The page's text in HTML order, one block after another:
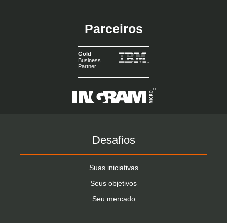
Parceiros
Desafios
Suas iniciativas
Seus objetivos
Seu mercado